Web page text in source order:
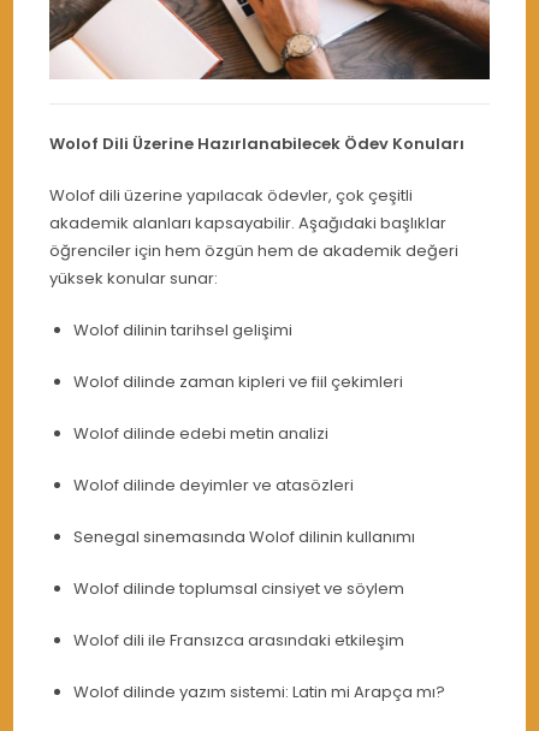
Wolof Dili Üzerine Hazırlanabilecek Ödev Konuları
Wolof dili üzerine yapılacak ödevler, çok çeşitli
akademik alanları kapsayabilir. Aşağıdaki başlıklar
öğrenciler için hem özgün hem de akademik değeri
yüksek konular sunar:
Wolof dilinin tarihsel gelişimi
Wolof dilinde zaman kipleri ve fiil çekimleri
Wolof dilinde edebi metin analizi
Wolof dilinde deyimler ve atasözleri
Senegal sinemasında Wolof dilinin kullanımı
Wolof dilinde toplumsal cinsiyet ve söylem
Wolof dili ile Fransızca arasındaki etkileşim
Wolof dilinde yazım sistemi: Latin mi Arapça mı?